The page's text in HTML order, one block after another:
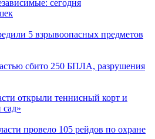
сегодня
5 взрывоопасных предметов
сбито 250 БПЛА, разрушения
открыли теннисный корт и
провело 105 рейдов по охране